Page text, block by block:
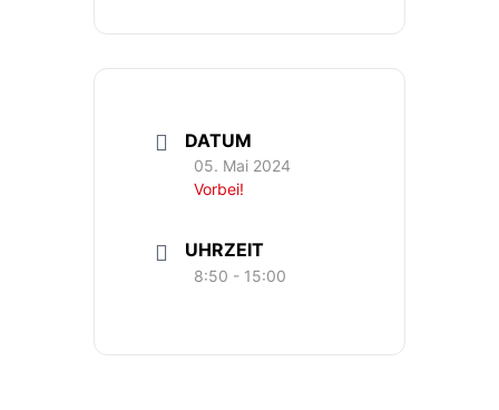
DATUM
05. Mai 2024
Vorbei!
UHRZEIT
8:50 - 15:00